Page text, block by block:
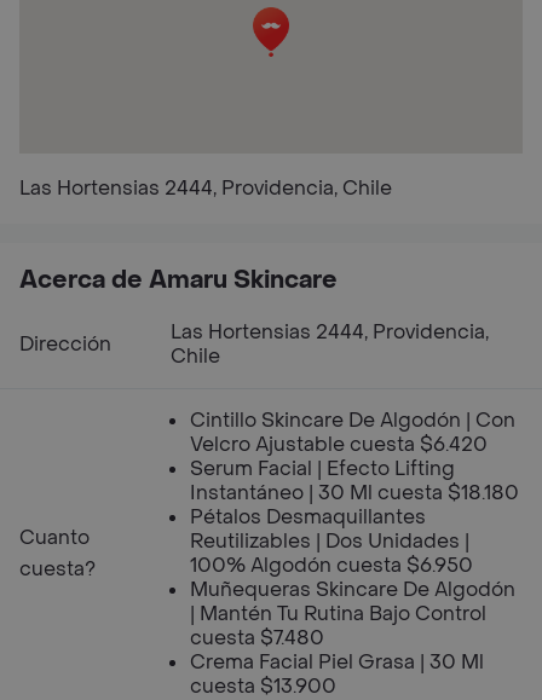
Las Hortensias 2444, Providencia, Chile
Acerca de Amaru Skincare
Dirección
Las Hortensias 2444, Providencia,
Chile
Cuanto
cuesta?
Cintillo Skincare De Algodón | Con
Velcro Ajustable cuesta $6.420
Serum Facial | Efecto Lifting
Instantáneo | 30 Ml cuesta $18.180
Pétalos Desmaquillantes
Reutilizables | Dos Unidades |
100% Algodón cuesta $6.950
Muñequeras Skincare De Algodón
| Mantén Tu Rutina Bajo Control
cuesta $7.480
Crema Facial Piel Grasa | 30 Ml
cuesta $13.900